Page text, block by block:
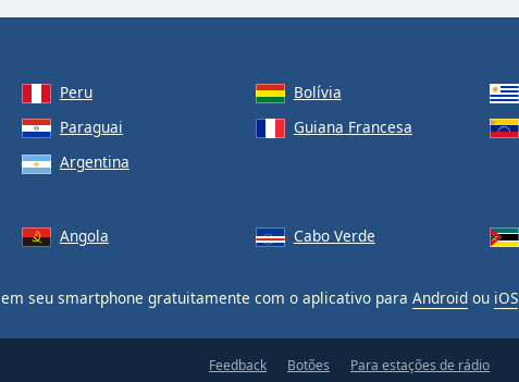
Peru Bolívia
Paraguai Guiana Francesa
Argentina
Angola Cabo Verde
em seu smartphone gratuitamente com o aplicativo para Android ou iOS
Feedback Botões Para estações de rádio